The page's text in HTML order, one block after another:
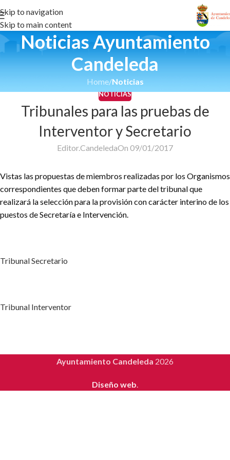
Skip to navigation
Skip to main content
Noticias Ayuntamiento
Candeleda
Home/Noticias
NOTICIAS
Tribunales para las pruebas de
Interventor y Secretario
Editor.CandeledaOn 09/01/2017
Vistas las propuestas de miembros realizadas por los Organismos
correspondientes que deben formar parte del tribunal que
realizará la selección para la provisión con carácter interino de los
puestos de Secretaría e Intervención.
Tribunal Secretario
Tribunal Interventor
Ayuntamiento Candeleda 2026
Diseño web